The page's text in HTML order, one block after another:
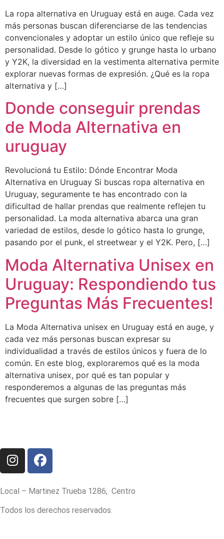
La ropa alternativa en Uruguay está en auge. Cada vez
más personas buscan diferenciarse de las tendencias
convencionales y adoptar un estilo único que refleje su
personalidad. Desde lo gótico y grunge hasta lo urbano
y Y2K, la diversidad en la vestimenta alternativa permite
explorar nuevas formas de expresión. ¿Qué es la ropa
alternativa y […]
Donde conseguir prendas
de Moda Alternativa en
uruguay
Revolucioná tu Estilo: Dónde Encontrar Moda
Alternativa en Uruguay Si buscas ropa alternativa en
Uruguay, seguramente te has encontrado con la
dificultad de hallar prendas que realmente reflejen tu
personalidad. La moda alternativa abarca una gran
variedad de estilos, desde lo gótico hasta lo grunge,
pasando por el punk, el streetwear y el Y2K. Pero, […]
Moda Alternativa Unisex en
Uruguay: Respondiendo tus
Preguntas Más Frecuentes!
La Moda Alternativa unisex en Uruguay está en auge, y
cada vez más personas buscan expresar su
individualidad a través de estilos únicos y fuera de lo
común. En este blog, exploraremos qué es la moda
alternativa unisex, por qué es tan popular y
responderemos a algunas de las preguntas más
frecuentes que surgen sobre […]
Local – Martinez Trueba 1286, Centro
Todos los derechos reservados.